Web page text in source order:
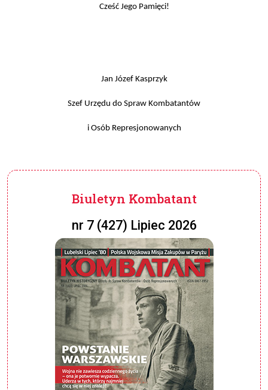
Cześć Jego Pamięci!
Jan Józef Kasprzyk
Szef Urzędu do Spraw Kombatantów
i Osób Represjonowanych
Biuletyn Kombatant
nr 7 (427) Lipiec 2026